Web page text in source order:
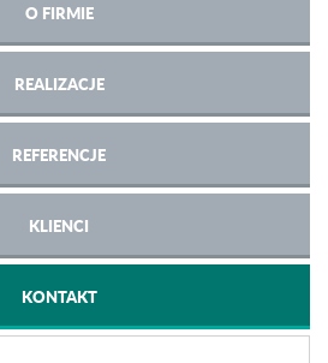
O FIRMIE
REALIZACJE
REFERENCJE
KLIENCI
KONTAKT